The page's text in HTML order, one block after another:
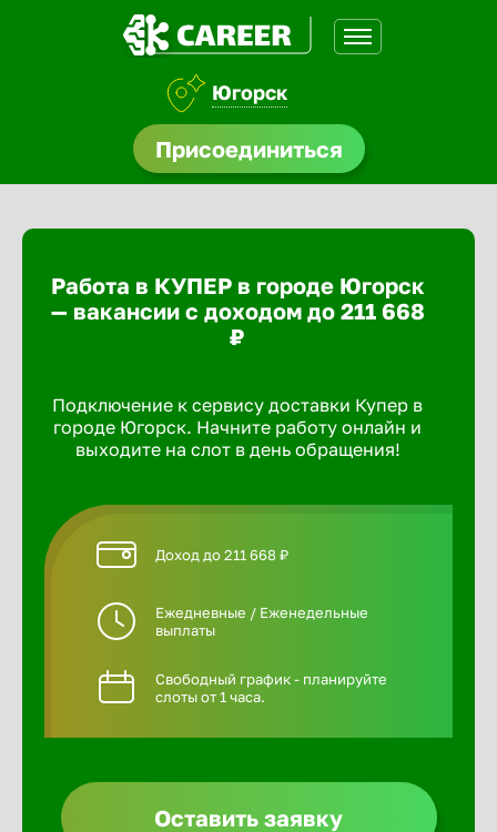
Югорск
Присоединиться
Работа в КУПЕР в городе Югорск
— вакансии с доходом до 211 668
₽
Подключение к сервису доставки Купер в
городе Югорск. Начните работу онлайн и
выходите на слот в день обращения!
Доход до 211 668 ₽
Ежедневные / Еженедельные
выплаты
Свободный график - планируйте
слоты от 1 часа.
Оставить заявку